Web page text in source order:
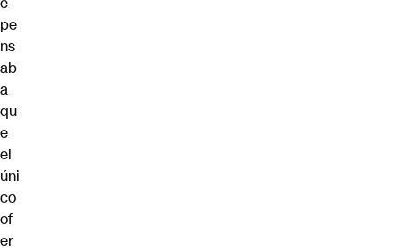
pe
ns
ab
a
qu
e
el
úni
co
of
er